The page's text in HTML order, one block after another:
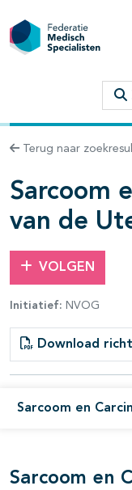
Terug naar
Sarcoom
van de
VOLGEN
Initiatief: NVOG
Download
Sarcoom en
binnen deze
open- en
open- en
open- en
Sarcoom en